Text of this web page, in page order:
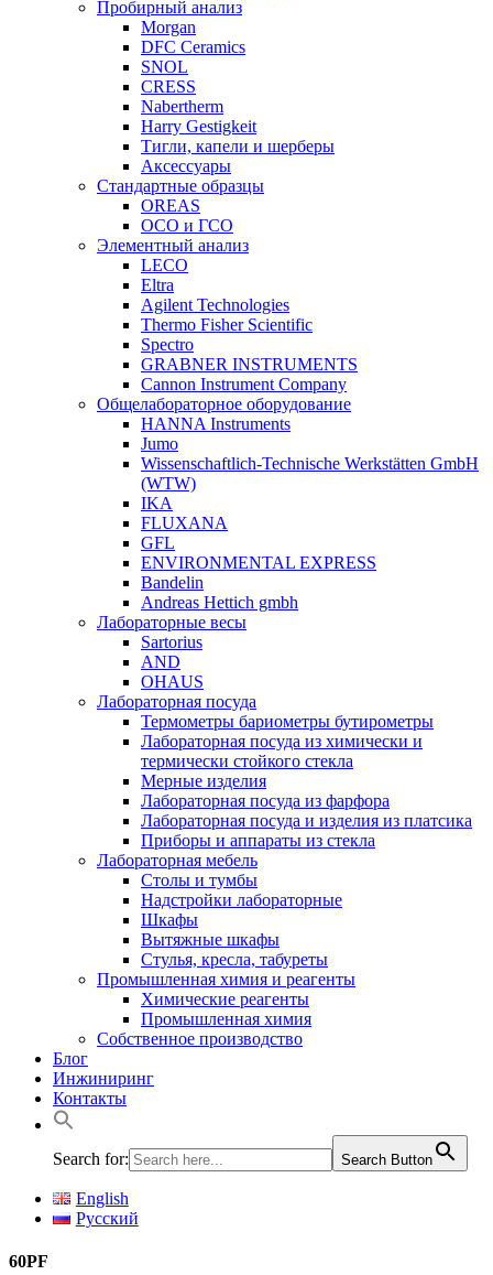
Пробирный анализ
Morgan
DFC Ceramics
SNOL
CRESS
Nabertherm
Harry Gestigkeit
Тигли, капели и шерберы
Аксессуары
Стандартные образцы
OREAS
ОСО и ГСО
Элементный анализ
LECO
Eltra
Agilent Technologies
Thermo Fisher Scientific
Spectro
GRABNER INSTRUMENTS
Cannon Instrument Company
Общелабораторное оборудование
HANNA Instruments
Jumo
Wissenschaftlich-Technische Werkstätten GmbH
(WTW)
IKA
FLUXANA
GFL
ENVIRONMENTAL EXPRESS
Bandelin
Andreas Hettich gmbh
Лабораторные весы
Sartorius
AND
OHAUS
Лабораторная посуда
Термометры бариометры бутирометры
Лабораторная посуда из химически и
термически стойкого стекла
Мерные изделия
Лабораторная посуда из фарфора
Лабораторная посуда и изделия из платсика
Приборы и аппараты из стекла
Лабораторная мебель
Столы и тумбы
Надстройки лабораторные
Шкафы
Вытяжные шкафы
Стулья, кресла, табуреты
Промышленная химия и реагенты
Химические реагенты
Промышленная химия
Собственное производство
Блог
Инжиниринг
Контакты
Search for: Search Button
English
Русский
60PF